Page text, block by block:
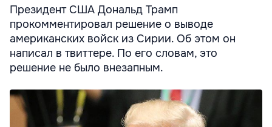
Президент США Дональд Трамп
прокомментировал решение о выводе
американских войск из Сирии. Об этом он
написал в твиттере. По его словам, это
решение не было внезапным.